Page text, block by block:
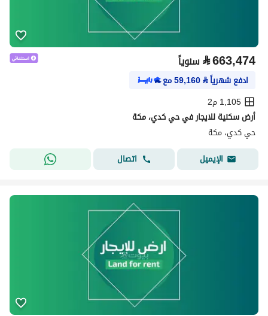
⃁663,474 سنوياً
ادفع شهرياً⃁
59,160مع
1,105 م2
أرض سكنية للايجار في حي كدي، مكة
حي كدي، مكة
الإيميل
اتصال